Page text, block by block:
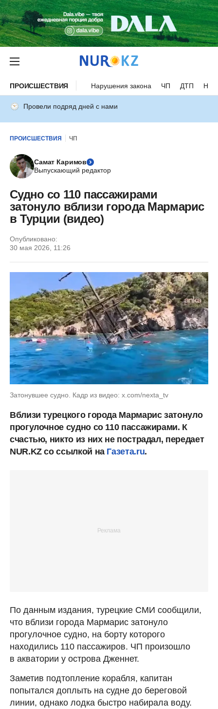
ПРОИСШЕСТВИЯ Нарушения закона ЧП ДТП
Провели подряд дней с нами
ПРОИСШЕСТВИЯ ЧП
Самат Каримов
Выпускающий редактор
Судно со 110 пассажирами
затонуло вблизи города Мармарис
в Турции (видео)
Опубликовано:
30 мая 2026, 11:26
Затонувшее судно. Кадр из видео: x.com/nexta_tv
Вблизи турецкого города Мармарис затонуло
прогулочное судно со 110 пассажирами. К
счастью, никто из них не пострадал, передает
NUR.KZ со ссылкой на Газета.ru.
По данным издания, турецкие СМИ сообщили,
что вблизи города Мармарис затонуло
прогулочное судно, на борту которого
находились 110 пассажиров. ЧП произошло
в акватории у острова Дженнет.
Заметив подтопление корабля, капитан
попытался доплыть на судне до береговой
линии, однако лодка быстро набирала воду.